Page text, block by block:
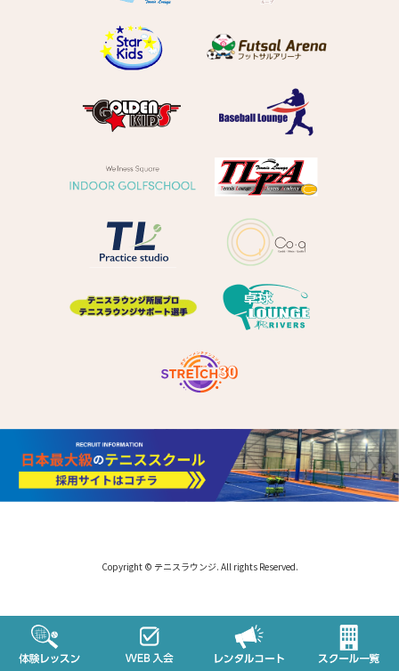
Copyright © テニスラウンジ. All rights Reserved.